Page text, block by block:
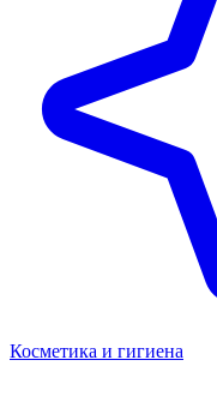
Косметика и гигиена